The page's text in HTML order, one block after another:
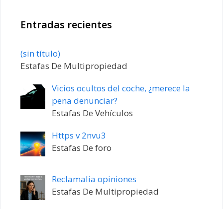
Entradas recientes
(sin título)Entrada
20198
Estafas De Multipropiedad
Vicios ocultos del coche, ¿merece la
pena denunciar?
Estafas De Vehículos
Https v 2nvu3
Estafas De foro
Reclamalia opiniones
Estafas De Multipropiedad